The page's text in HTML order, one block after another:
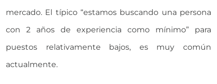
mercado. El típico “estamos buscando una persona
con 2 años de experiencia como mínimo” para
puestos relativamente bajos, es muy común
actualmente.